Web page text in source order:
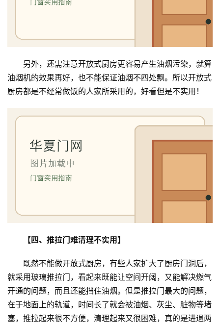
铝
门
安
业
系
我
们
另外，还需注意开放式厨房更容易产生油烟污染，就算
油烟机的效果再好，也不能保证油烟不四处飘。所以开放式
厨房都是不经常做饭的人家所采用的，好看但是不实用！
【四、推拉门难清理不实用】
既然不能做开放式厨房，有些人家扩大了厨房门洞后，
就采用玻璃推拉门，看起来既能让空间开阔，又能解决燃气
开通的问题，而且还能挡住油烟。但是推拉门最大的问题，
在于地面上的轨道，时间长了就会被油烟、灰尘、脏物等堵
塞，推拉起来很不方便，清理起来又很困难，真的是进退两